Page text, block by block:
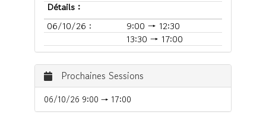
Détails :
06/10/26 :
9:00 → 12:30
13:30 → 17:00
Prochaines Sessions
06/10/26 9:00 → 17:00